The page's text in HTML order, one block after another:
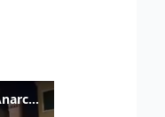
Venezia omaggia Guccini con una Cantata Anarchica in campo Santa Margherita